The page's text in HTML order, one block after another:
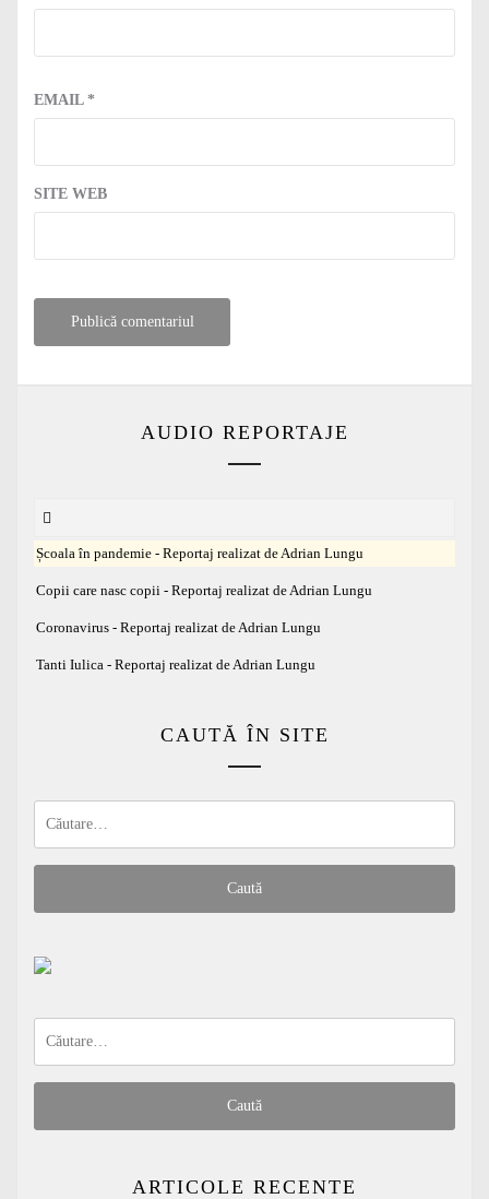
EMAIL *
SITE WEB
AUDIO REPORTAJE
Școala în pandemie - Reportaj realizat de Adrian Lungu
Copii care nasc copii - Reportaj realizat de Adrian Lungu
Coronavirus - Reportaj realizat de Adrian Lungu
Tanti Iulica - Reportaj realizat de Adrian Lungu
CAUTĂ ÎN SITE
ARTICOLE RECENTE